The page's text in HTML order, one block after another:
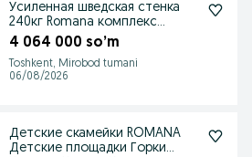
Усиленная шведская стенка
240кг Romana комплекс
турник
4 064 000 so’m
Toshkent, Mirobod tumani
06/08/2026
Детские скамейки ROMANA
Детские площадки Горки